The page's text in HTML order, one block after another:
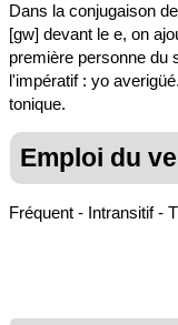
Dans la conjugaison
[gw] devant le e, on
première personne du
l'impératif : yo
tonique.
Emploi du
Fréquent - Intransitif -